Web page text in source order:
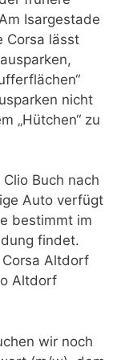
Isargestade
Corsa lässt
nicht
„Hütchen“ zu
Buch nach
Auto verfügt
bestimmt im
findet.
Altdorf
Altdorf
wir noch